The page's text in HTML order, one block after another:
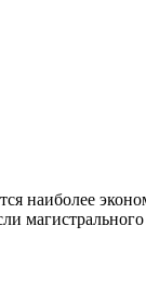
наиболее